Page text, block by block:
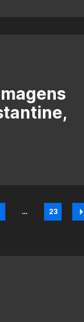
Página
…
Página
23